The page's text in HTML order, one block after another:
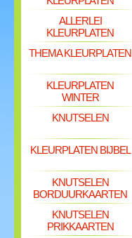
ALLERLEI
KLEURPLATEN
THEMA KLEURPLATEN
KLEURPLATEN
WINTER
KNUTSELEN
KLEURPLATEN BIJBEL
KNUTSELEN
BORDUURKAARTEN
KNUTSELEN
PRIKKAARTEN